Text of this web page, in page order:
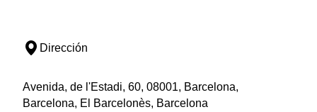
Dirección
Avenida, de l'Estadi, 60, 08001, Barcelona,
Barcelona, El Barcelonès, Barcelona